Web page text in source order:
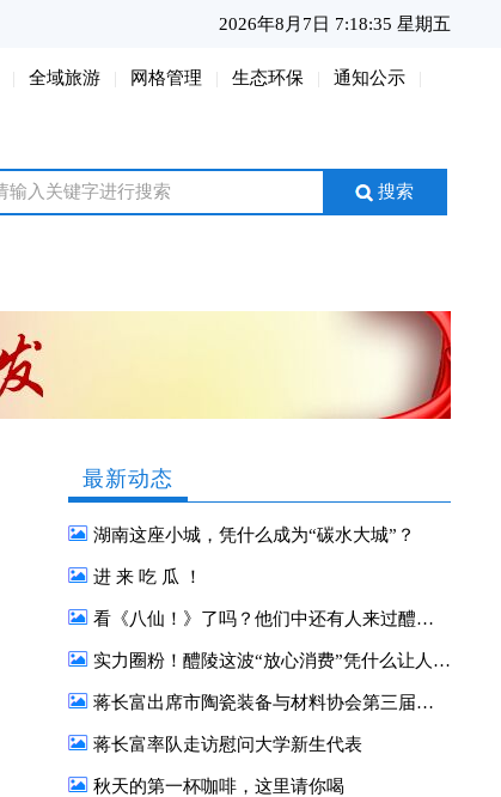
2026年8月7日 7:18:36 星期五
全域旅游 网格管理 生态环保 通知公示
搜索
最新动态
湖南这座小城，凭什么成为“碳水大城”？
进 来 吃 瓜 ！
看《八仙！》了吗？他们中还有人来过醴陵！
实力圈粉！醴陵这波“放心消费”凭什么让人一来再来？
蒋长富出席市陶瓷装备与材料协会第三届二次会员大会
蒋长富率队走访慰问大学新生代表
秋天的第一杯咖啡，这里请你喝